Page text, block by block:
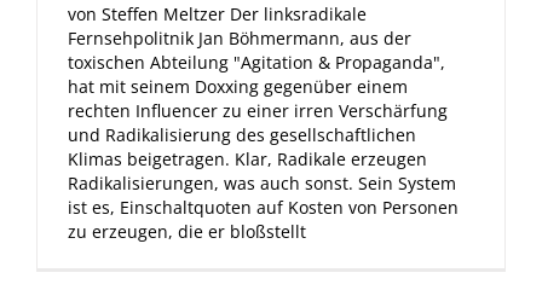
von Steffen Meltzer Der linksradikale
Fernsehpolitnik Jan Böhmermann, aus der
toxischen Abteilung "Agitation & Propaganda",
hat mit seinem Doxxing gegenüber einem
rechten Influencer zu einer irren Verschärfung
und Radikalisierung des gesellschaftlichen
Klimas beigetragen. Klar, Radikale erzeugen
Radikalisierungen, was auch sonst. Sein System
ist es, Einschaltquoten auf Kosten von Personen
zu erzeugen, die er bloßstellt